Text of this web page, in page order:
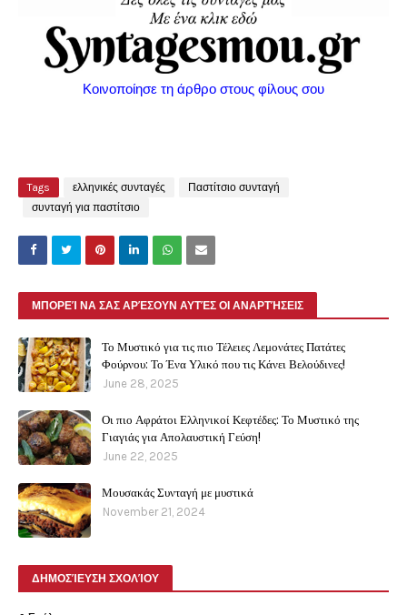
Κοινοποίησε τη άρθρο στους φίλους σου
Tags ελληνικές συνταγές
Παστίτσιο συνταγή
συνταγή για παστίτσιο
ΜΠΟΡΕΊ ΝΑ ΣΑΣ ΑΡΈΣΟΥΝ ΑΥΤΈΣ ΟΙ ΑΝΑΡΤΉΣΕΙΣ
Το Μυστικό για τις πιο Τέλειες Λεμονάτες Πατάτες
Φούρνου: Το Ένα Υλικό που τις Κάνει Βελούδινες!
June 28, 2025
Οι πιο Αφράτοι Ελληνικοί Κεφτέδες: Το Μυστικό της
Γιαγιάς για Απολαυστική Γεύση!
June 22, 2025
Μουσακάς Συνταγή με μυστικά
November 21, 2024
ΔΗΜΟΣΊΕΥΣΗ ΣΧΟΛΊΟΥ